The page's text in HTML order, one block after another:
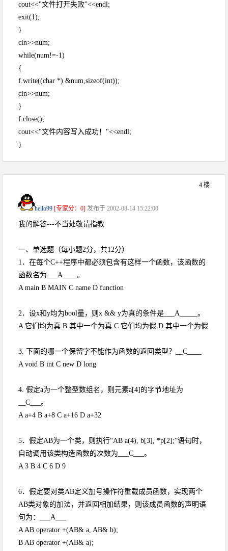
cout<<"文件打开失败"<<endl;
exit(1);
}
cin>>num;
while(num!=-1)
{
f.write((char *) &num,sizeof(int));
cin>>num;
}
f.close();
cout<<"文件内容写入成功！"<<endl;
}
4 楼
hello99 [专家分：0] 发布于 2002-08-14 15:22:00
我的解答---不当处敬请指教
一、单选题（每小题2分，共12分）
1．在每个C++程序中都必须包含有这样一个函数，该函数的
函数名为___A____。
A main B MAIN C name D function
2．设x和y均为bool量，则x && y为真的条件是___A_____。
A 它们均为真 B 其中一个为真 C 它们均为假 D 其中一个为假
3. 下面的哪一个保留字不能作为函数的返回类型？__C____
A void B int C new D long
4. 假定a为一个整型数组名，则元素a[4]的字节地址为
__C___。
A a+4 B a+8 C a+16 D a+32
5．假定AB为一个类，则执行“AB a(4), b[3], *p[2];”语句时，
自动调用该类构造函数的次数为___C___。
A 3 B 4 C 6 D 9
6．假定要对类AB定义加号操作符重载成员函数，实现两个
AB类对象的加法，并返回相加结果，则该成员函数的声明语
句为：___A___
A AB operator +(AB& a, AB& b);
B AB operator +(AB& a);